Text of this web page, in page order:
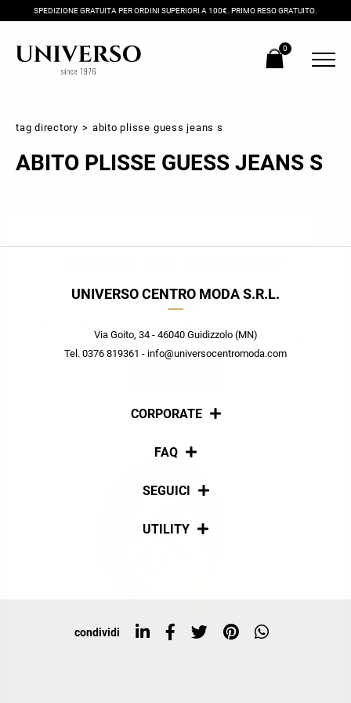
SPEDIZIONE GRATUITA PER ORDINI SUPERIORI A 100€. PRIMO RESO GRATUITO.
0
tag directory > abito plisse guess jeans s
ABITO PLISSE GUESS JEANS S
UNIVERSO CENTRO MODA S.R.L.
Via Goito, 34 - 46040 Guidizzolo (MN)
Tel. 0376 819361 - info@universocentromoda.com
CORPORATE
Chi siamo
FAQ
Pagamenti
SEGUICI
Social
UTILITY
Top ricerche
condividi
Ricevi subito il tuo promocode con lo sconto del 20% su tutti i
nuovi arrivi utilizzabile anche in negozio!
scopri in anteprima le offerte in esclusiva a te riservate.